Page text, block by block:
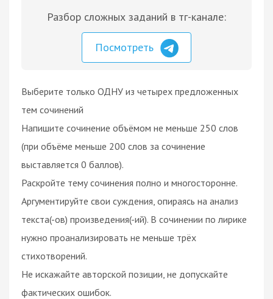
Разбор сложных заданий в тг-канале:
Посмотреть
Выберите только ОДНУ из четырех предложенных
тем сочинений
Напишите сочинение объёмом не меньше 250 слов
(при объёме меньше 200 слов за сочинение
выставляется 0 баллов).
Раскройте тему сочинения полно и многосторонне.
Аргументируйте свои суждения, опираясь на анализ
текста(-ов) произведения(-ий). В сочинении по лирике
нужно проанализировать не меньше трёх
стихотворений.
Не искажайте авторской позиции, не допускайте
фактических ошибок.